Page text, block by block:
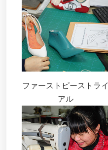
ファーストピーストライ
アル